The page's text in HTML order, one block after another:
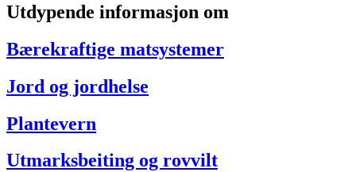
Utdypende informasjon om
Bærekraftige matsystemer
Jord og jordhelse
Plantevern
Utmarksbeiting og rovvilt